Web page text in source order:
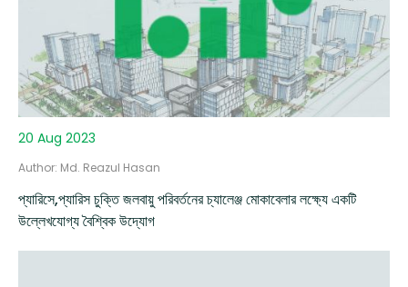
20 Aug 2023
Author: Md. Reazul Hasan
প্যারিসে,প্যারিস চুক্তি জলবায়ু পরিবর্তনের চ্যালেঞ্জ মোকাবেলার লক্ষ্যে একটি
উল্লেখযোগ্য বৈশ্বিক উদ্যোগ